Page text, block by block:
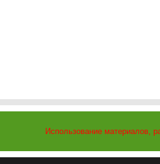
Использование материалов,